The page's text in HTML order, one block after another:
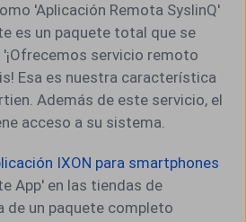
'Aplicación Remota SyslinQ'
es un paquete total que se
servicio remoto
Esa es nuestra característica
Además de este servicio, el
acceso a su sistema.
IXON para smartphones
App' en las tiendas de
de un paquete completo